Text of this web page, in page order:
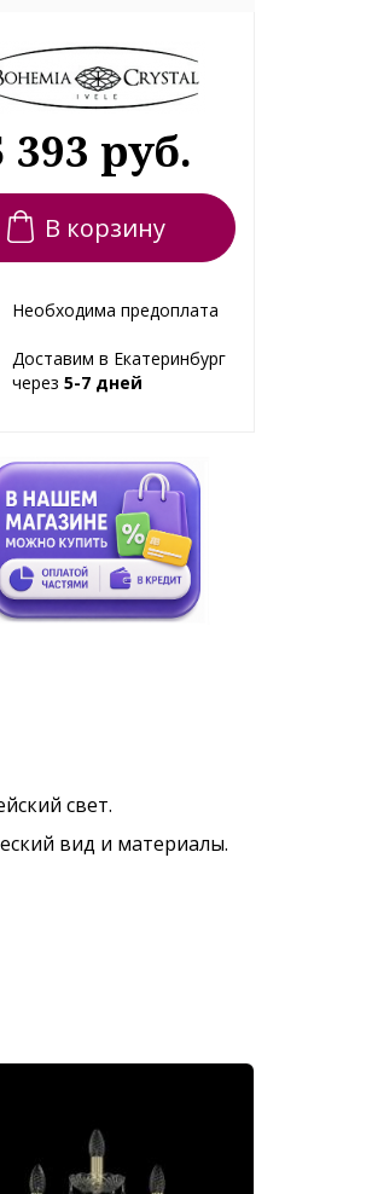
393 руб.
В корзину
Необходима предоплата
Доставим в Екатеринбург
через 5-7 дней
свет.
вид и материалы.